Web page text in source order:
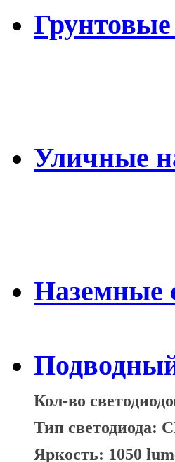
Уличные
Наземные
Кол-во
Тип светодиода:
Яркость: 1050